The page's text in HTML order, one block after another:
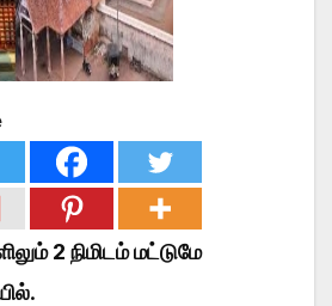
2 நிமிடம் மட்டுமே
.